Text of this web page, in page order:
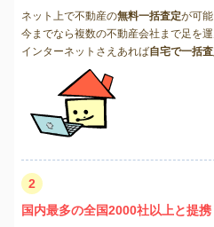
ネット上で不動産の無料一括査定が可能
今までなら複数の不動産会社まで足を
インターネットさえあれば自宅で一括
2
国内最多の全国2000社以上と提携